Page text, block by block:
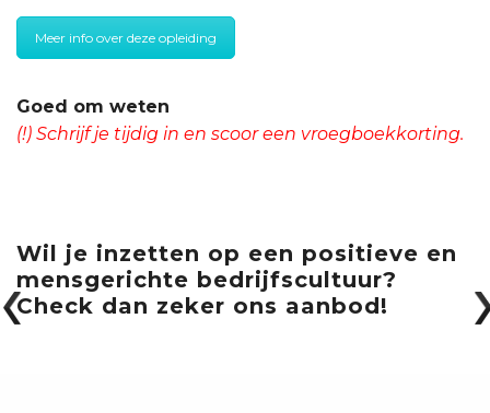
Meer info over deze opleiding
Goed om weten
(!) Schrijf je tijdig in en scoor een vroegboekkorting.
Wil je inzetten op een positieve en
mensgerichte bedrijfscultuur?
Check dan zeker ons aanbod!